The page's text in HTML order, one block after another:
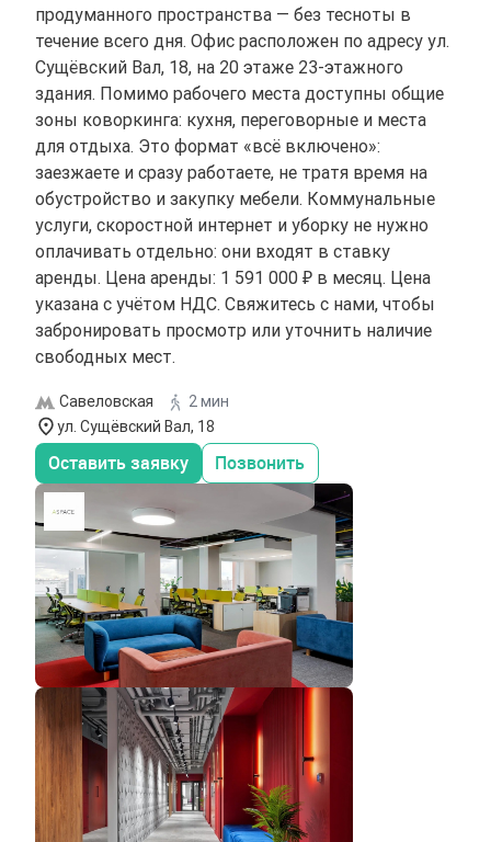
продуманного пространства — без тесноты в
течение всего дня. Офис расположен по адресу ул.
Сущёвский Вал, 18, на 20 этаже 23-этажного
здания. Помимо рабочего места доступны общие
зоны коворкинга: кухня, переговорные и места
для отдыха. Это формат «всё включено»:
заезжаете и сразу работаете, не тратя время на
обустройство и закупку мебели. Коммунальные
услуги, скоростной интернет и уборку не нужно
оплачивать отдельно: они входят в ставку
аренды. Цена аренды: 1 591 000 ₽ в месяц. Цена
указана с учётом НДС. Свяжитесь с нами, чтобы
забронировать просмотр или уточнить наличие
свободных мест.
Савеловская
2 мин
ул. Сущёвский Вал, 18
Оставить заявку Позвонить